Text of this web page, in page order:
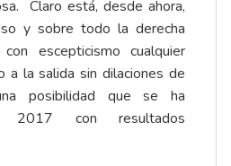
Claro está, desde ahora,
y sobre todo la derecha
escepticismo cualquier
a la salida sin dilaciones de
posibilidad que se ha
2017 con resultados